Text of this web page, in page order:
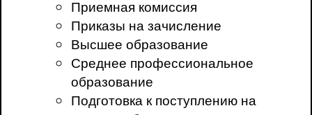
Приемная комиссия
Приказы на зачисление
Высшее образование
Среднее профессиональное
образование
Подготовка к поступлению на